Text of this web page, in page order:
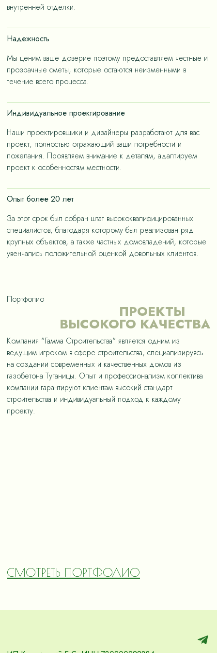
членов семьи.
– не только эстетичные, но и долговечные, как за
счет дизайнерских решений, ориентированных на
«медленную моду».
внутренней отделки.
Надежность
Мы ценим ваше доверие поэтому предоставляем честные и
прозрачные сметы, которые остаются неизменными в
течение всего процесса.
Индивидуальное проектирование
Наши проектировщики и дизайнеры разработают для вас
проект, полностью отражающий ваши потребности и
пожелания. Проявляем внимание к деталям, адаптируем
проект к особенностям местности.
Опыт более 20 лет
За этот срок был собран штат высококвалифицированных
специалистов, благодаря которому был реализован ряд
крупных объектов, а также частных домовладений, которые
увенчались положительной оценкой довольных клиентов.
Портфолио
ПРОЕКТЫ
ВЫСОКОГО КАЧЕСТВА
Компания "Гамма Строительства" является одним из
ведущим игроком в сфере строительства, специализируясь
на создании современных и качественных домов из
газобетона Туганицы. Опыт и профессионализм коллектива
компании гарантируют клиентам высокий стандарт
строительства и индивидуальный подход к каждому
проекту.
СМОТРЕТЬ ПОРТФОЛИО